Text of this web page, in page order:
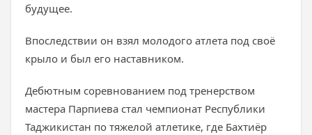
будущее.
Впоследствии он взял молодого атлета под своё
крыло и был его наставником.
Дебютным соревнованием под тренерством
мастера Парпиева стал чемпионат Республики
Таджикистан по тяжелой атлетике, где Бахтиёр